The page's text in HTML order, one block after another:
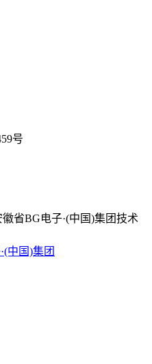
号
省BG电子·(中国)集团技术
中国)集团